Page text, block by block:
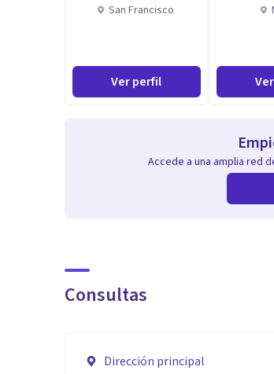
San Francisco
Ver perfil
Accede a una amplia red
Consultas
Dirección principal